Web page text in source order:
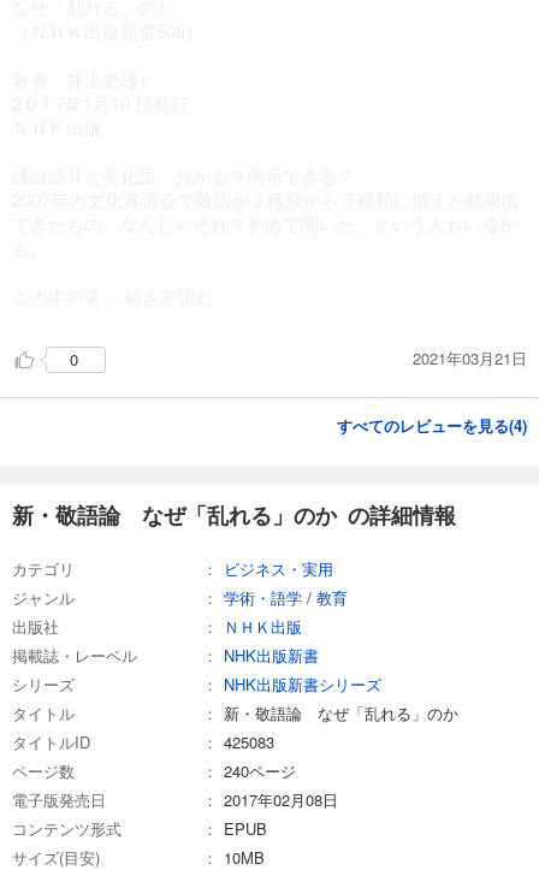
0 2021年03月21日
すべてのレビューを見る(4)
新・敬語論 なぜ「乱れる」のか の詳細情報
カテゴリ
ビジネス・実用
ジャンル
学術・語学 / 教育
出版社
ＮＨＫ出版
掲載誌・レーベル
NHK出版新書
シリーズ
NHK出版新書シリーズ
タイトル
新・敬語論 なぜ「乱れる」のか
タイトルID
425083
ページ数
240ページ
電子版発売日
2017年02月08日
コンテンツ形式
EPUB
サイズ(目安)
10MB